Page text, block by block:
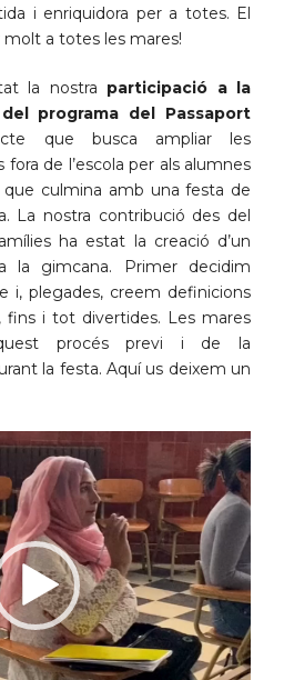
i enriquidora per a totes. El
a totes les mares!
la nostra participació a la
programa del Passaport
que busca ampliar les
de l’escola per als alumnes
culmina amb una festa de
La nostra contribució des del
ha estat la creació d’un
la gimcana. Primer decidim
i, plegades, creem definicions
fins i tot divertides. Les mares
procés previ i de la
la festa. Aquí us deixem un